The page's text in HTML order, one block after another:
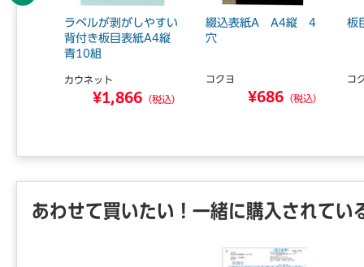
ラベルが剥がしやすい
背付き板目表紙A4縦
青10組
カウネット
¥1,866 （税込）
綴込表紙A A4縦 4
穴
コクヨ
¥686 （税込）
板
コ
あわせて買いたい！一緒に購入されてい